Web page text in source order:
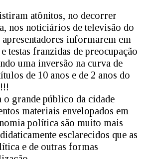
atônitos, no decorrer
nos noticiários de televisão do
informarem em
testas franzidas de preocupação
uma inversão na curva de
de 10 anos e de 2 anos do
o grande público da cidade
materiais envelopados em
política são muito mais
esclarecidos que as
e de outras formas